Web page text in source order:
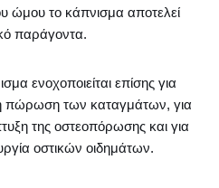
ώμου το κάπνισμα αποτελεί
παράγοντα.
ενοχοποιείται επίσης για
πώρωση των καταγμάτων, για
της οστεοπόρωσης και για
οστικών οιδημάτων.